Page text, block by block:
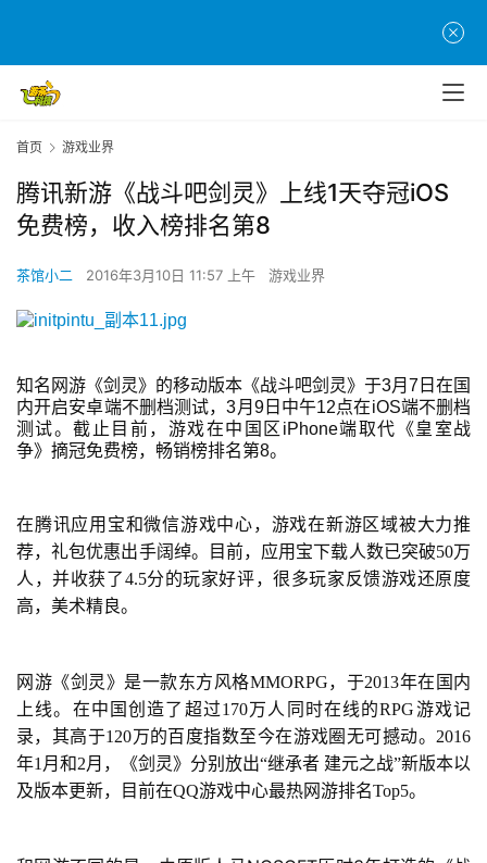
首
页
游
茶
原
创
戏
业
界
手
首页 游戏业界
腾讯新游《战斗吧剑灵》上线1天夺冠iOS
免费榜，收入榜排名第8
茶馆小二 2016年3月10日 11:57 上午 游戏业界
知名网游《剑灵》的移动版本《战斗吧剑灵》于3月7日在国
内开启安卓端不删档测试，3月9日中午12点在iOS端不删档
测试。截止目前，游戏在中国区iPhone端取代《皇室战
争》摘冠免费榜，畅销榜排名第8。
在腾讯应用宝和微信游戏中心，游戏在新游区域被大力推
荐，礼包优惠出手阔绰。目前，应用宝下载人数已突破50万
人，并收获了4.5分的玩家好评，很多玩家反馈游戏还原度
高，美术精良。
网游《剑灵》是一款东方风格MMORPG，于2013年在国内
上线。在中国创造了超过170万人同时在线的RPG游戏记
录，其高于120万的百度指数至今在游戏圈无可撼动。2016
年1月和2月，《剑灵》分别放出“继承者 建元之战”新版本以
及版本更新，目前在QQ游戏中心最热网游排名Top5。